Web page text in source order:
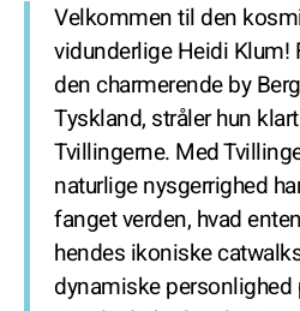
Velkommen til den
vidunderlige Heidi
den charmerende by
Tyskland, stråler hun
Tvillingerne. Med
naturlige nysgerrighed
fanget verden, hvad
hendes ikoniske
dynamiske personlighed